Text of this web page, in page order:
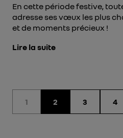
En cette période festive,
adresse ses vœux les plus
et de moments précieux !
Lire la suite
1 2 3 4